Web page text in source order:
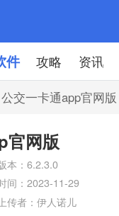
件 攻略 资讯
交一卡通app官网版
官网版
本：6.2.3.0
间：2023-11-29
上传者：伊人诺儿